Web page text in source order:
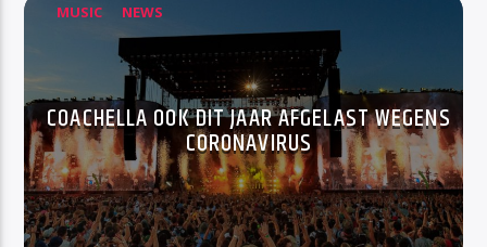
MUSIC NEWS
COACHELLA OOK DIT JAAR AFGELAST WEGENS
CORONAVIRUS